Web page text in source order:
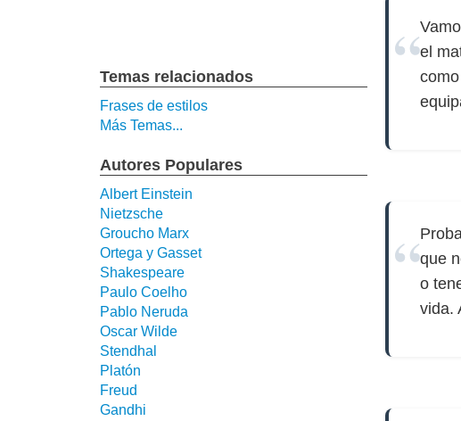
el
que
o
vida.
Temas relacionados
Frases de estilos
Más Temas...
Autores Populares
Albert Einstein
Nietzsche
Groucho Marx
Ortega y Gasset
Shakespeare
Paulo Coelho
Pablo Neruda
Oscar Wilde
Stendhal
Platón
Freud
Gandhi